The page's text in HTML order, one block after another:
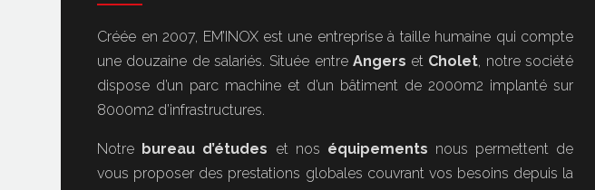
Créée en 2007, EM’INOX est une entreprise à taille humaine qui compte
une douzaine de salariés. Située entre Angers et Cholet, notre société
dispose d’un parc machine et d’un bâtiment de 2000m2 implanté sur
8000m2 d’infrastructures.
Notre bureau d’études et nos équipements nous permettent de
vous proposer des prestations globales couvrant vos besoins depuis la